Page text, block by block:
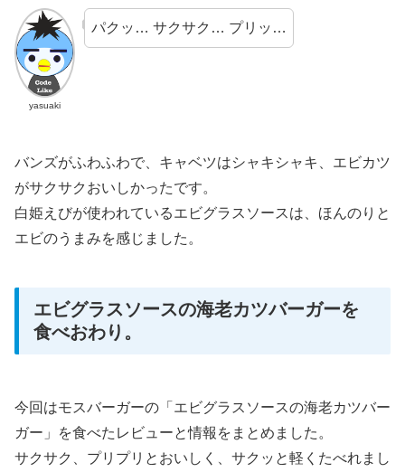
yasuaki
パクッ… サクサク… プリッ…
バンズがふわふわで、キャベツはシャキシャキ、エビカツ
がサクサクおいしかったです。
白姫えびが使われているエビグラスソースは、ほんのりと
エビのうまみを感じました。
エビグラスソースの海老カツバーガーを
食べおわり。
今回はモスバーガーの「エビグラスソースの海老カツバー
ガー」を食べたレビューと情報をまとめました。
サクサク、プリプリとおいしく、サクッと軽くたべれまし